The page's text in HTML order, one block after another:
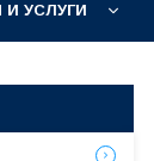
УСЛУГИ